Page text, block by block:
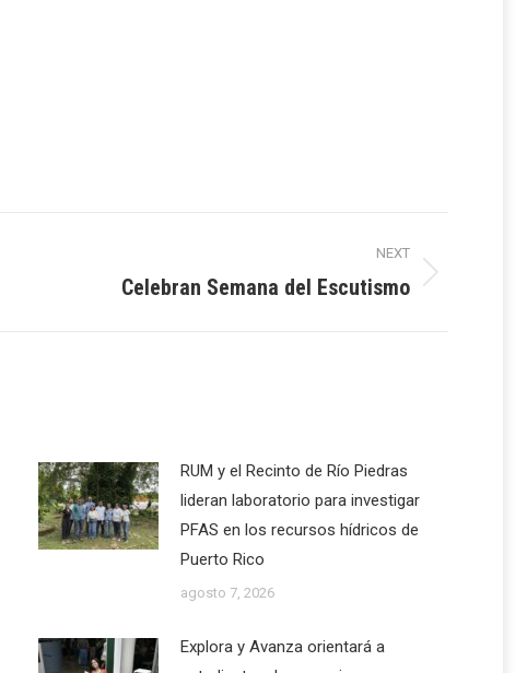
NEXT
Celebran Semana del Escutismo
RUM y el Recinto de Río Piedras
lideran laboratorio para investigar
PFAS en los recursos hídricos de
Puerto Rico
agosto 7, 2026
Explora y Avanza orientará a